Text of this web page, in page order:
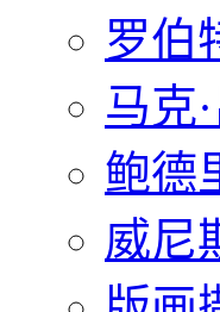
罗伯
马克
鲍德
威尼